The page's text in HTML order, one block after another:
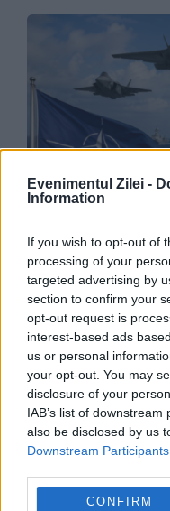
Evenimentul Zilei -
Information
If you wish to opt-out of
processing of your
targeted advertising by
section to confirm your
opt-out request is
interest-based ads
us or personal
your opt-out. You may
disclosure of your
IAB’s list of
also be disclosed by us
Downstream Participants
CONFIRM
Acord
aeriene din
unesc